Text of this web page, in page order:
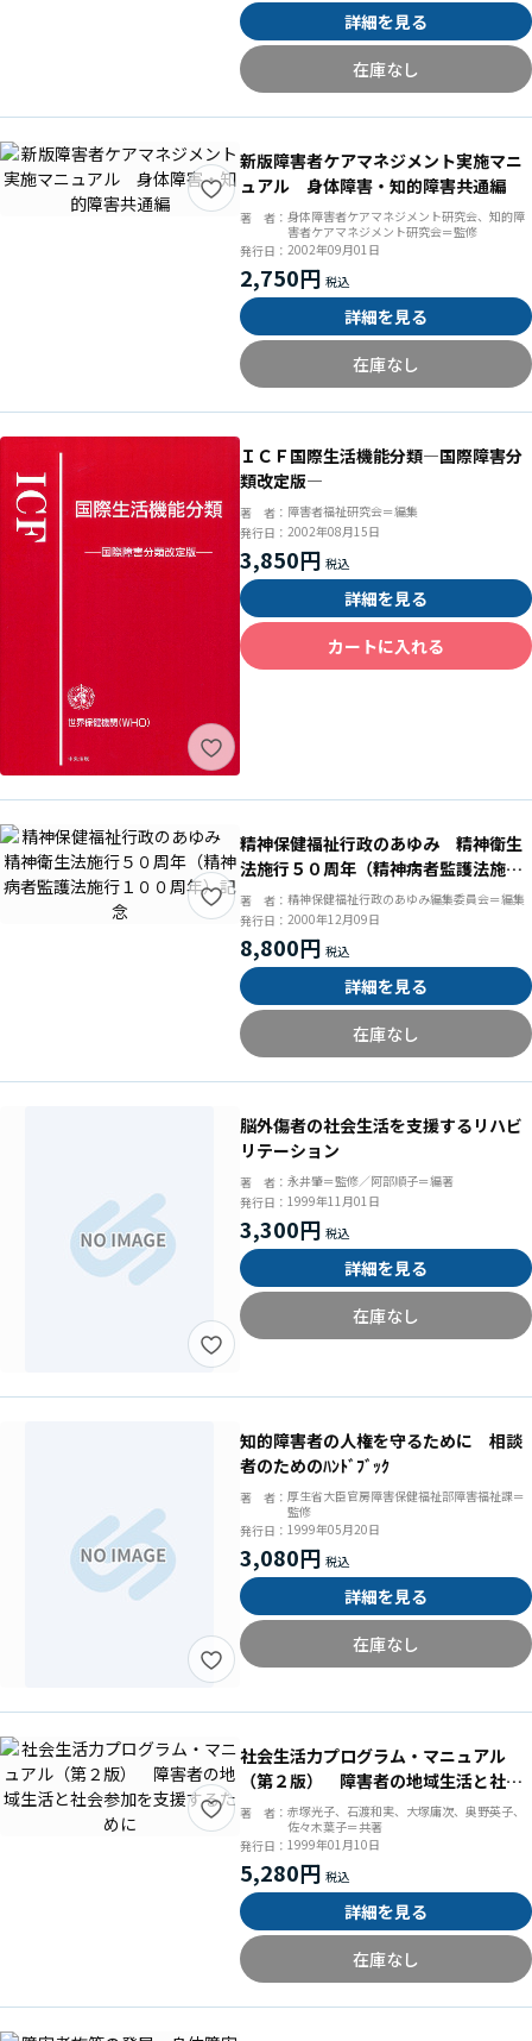
詳細を見る
在庫なし
新版障害者ケアマネジメント実施マニ
ュアル 身体障害・知的障害共通編
著 者： 身体障害者ケアマネジメント研究会、知的障
害者ケアマネジメント研究会＝監修
発行日： 2002年09月01日
2,750円
詳細を見る
在庫なし
ＩＣＦ国際生活機能分類―国際障害分
類改定版―
著 者： 障害者福祉研究会＝編集
発行日： 2002年08月15日
3,850円
詳細を見る
カートに入れる
精神保健福祉行政のあゆみ 精神衛生
法施行５０周年（精神病者監護法施行
１００周年）記念
著 者： 精神保健福祉行政のあゆみ編集委員会＝編集
発行日： 2000年12月09日
8,800円
詳細を見る
在庫なし
脳外傷者の社会生活を支援するリハビ
リテーション
著 者： 永井肇＝監修／阿部順子＝編著
発行日： 1999年11月01日
3,300円
詳細を見る
在庫なし
知的障害者の人権を守るために 相談
者のためのﾊﾝﾄﾞﾌﾞｯｸ
著 者： 厚生省大臣官房障害保健福祉部障害福祉課＝
監修
発行日： 1999年05月20日
3,080円
詳細を見る
在庫なし
社会生活力プログラム・マニュアル
（第２版） 障害者の地域生活と社会
参加を支援するために
著 者： 赤塚光子、石渡和実、大塚庸次、奥野英子、
佐々木葉子＝共著
発行日： 1999年01月10日
5,280円
詳細を見る
在庫なし